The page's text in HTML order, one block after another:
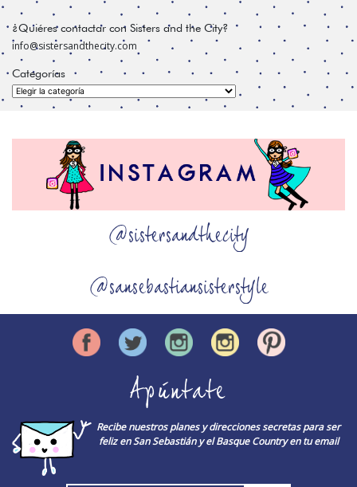
¿Quiéres contactar con Sisters and the City?
info@sistersandthecity.com
Categorías
Categorías
@sistersandthecity
@sansebastiansisterstyle
Apúntate
Recibe nuestros planes y direcciones secretas para ser
feliz en San Sebastián y el Basque Country en tu email